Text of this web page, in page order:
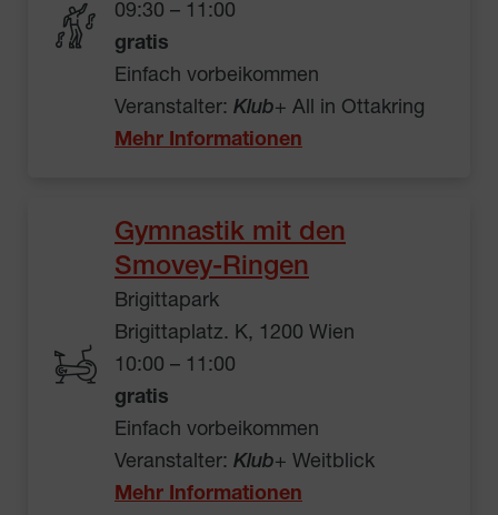
09:30 – 11:00
gratis
Einfach vorbeikommen
Veranstalter: Klub+ All in Ottakring
Mehr Informationen
Gymnastik mit den
Smovey-Ringen
Brigittapark
Brigittaplatz. K, 1200 Wien
10:00 – 11:00
gratis
Einfach vorbeikommen
Veranstalter: Klub+ Weitblick
Mehr Informationen